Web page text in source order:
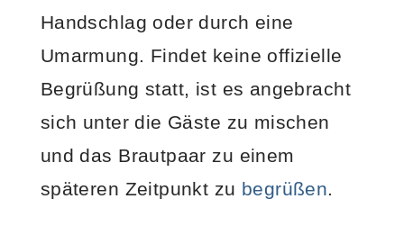
Handschlag oder durch eine
Umarmung. Findet keine offizielle
Begrüßung statt, ist es angebracht
sich unter die Gäste zu mischen
und das Brautpaar zu einem
späteren Zeitpunkt zu begrüßen.